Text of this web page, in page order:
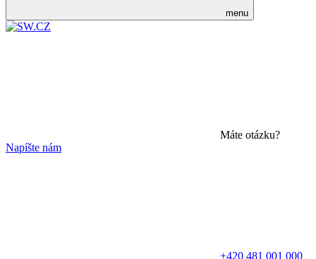
menu
Máte otázku?
Napíšte nám
+420 481 001 000